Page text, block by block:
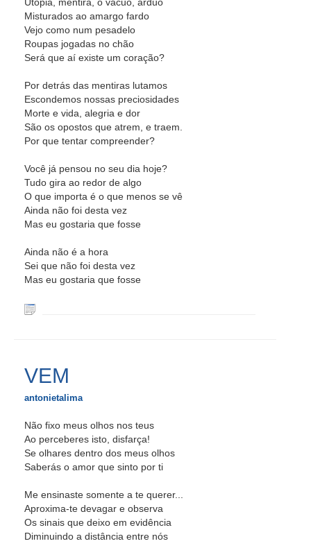
Misturados ao amargo fardo
Vejo como num pesadelo
Roupas jogadas no chão
Será que aí existe um coração?
Por detrás das mentiras lutamos
Escondemos nossas preciosidades
Morte e vida, alegria e dor
São os opostos que atrem, e traem.
Por que tentar compreender?
Você já pensou no seu dia hoje?
Tudo gira ao redor de algo
O que importa é o que menos se vê
Ainda não foi desta vez
Mas eu gostaria que fosse
Ainda não é a hora
Sei que não foi desta vez
Mas eu gostaria que fosse
VEM
antonietalima
Não fixo meus olhos nos teus
Ao perceberes isto, disfarça!
Se olhares dentro dos meus olhos
Saberás o amor que sinto por ti
Me ensinaste somente a te querer...
Aproxima-te devagar e observa
Os sinais que deixo em evidência
Diminuindo a distância entre nós